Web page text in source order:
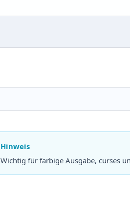
Hinweis
Wichtig für farbige Ausgabe, curses